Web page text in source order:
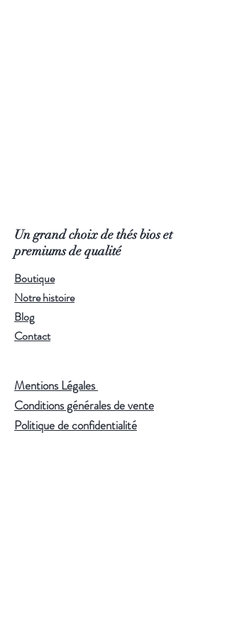
Un grand choix de thés bios et
premiums de qualité
Boutique
Notre histoire
Blog
Contact
Mentions Légales
Conditions générales de vente
Politique de confidentialité